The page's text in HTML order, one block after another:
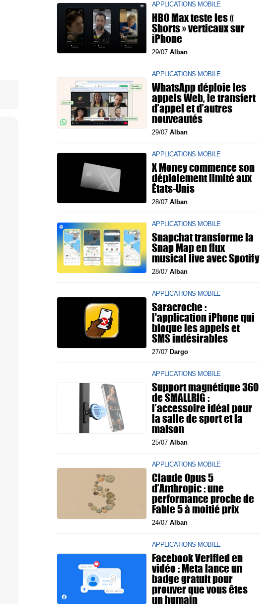
APPLICATIONS MOBILE
HBO Max teste les «
Shorts » verticaux sur
iPhone
29/07 Alban
APPLICATIONS MOBILE
WhatsApp déploie les
appels Web, le transfert
d’appel et d’autres
nouveautés
29/07 Alban
APPLICATIONS MOBILE
X Money commence son
déploiement limité aux
États-Unis
28/07 Alban
APPLICATIONS MOBILE
Snapchat transforme la
Snap Map en flux
musical live avec Spotify
28/07 Alban
APPLICATIONS MOBILE
Saracroche :
l'application iPhone qui
bloque les appels et
SMS indésirables
27/07 Dargo
APPLICATIONS MOBILE
Support magnétique 360
de SMALLRIG :
l’accessoire idéal pour
la salle de sport et la
maison
25/07 Alban
APPLICATIONS MOBILE
Claude Opus 5
d’Anthropic : une
performance proche de
Fable 5 à moitié prix
24/07 Alban
APPLICATIONS MOBILE
Facebook Verified en
vidéo : Meta lance un
badge gratuit pour
prouver que vous êtes
un humain